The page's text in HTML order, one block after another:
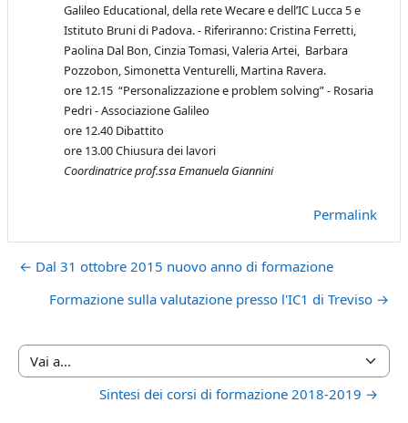
Galileo Educational, della rete Wecare e dell’IC Lucca 5 e
Istituto Bruni di Padova. - Riferiranno: Cristina Ferretti,
Paolina Dal Bon, Cinzia Tomasi, Valeria Artei, Barbara
Pozzobon, Simonetta Venturelli, Martina Ravera.
ore 12.15 “Personalizzazione e problem solving” - Rosaria
Pedri - Associazione Galileo
ore 12.40 Dibattito
ore 13.00 Chiusura dei lavori
Coordinatrice prof.ssa Emanuela Giannini
Permalink
← Dal 31 ottobre 2015 nuovo anno di formazione
Formazione sulla valutazione presso l'IC1 di Treviso →
Vai a...
Sintesi dei corsi di formazione 2018-2019 →